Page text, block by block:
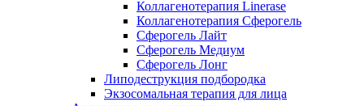
Коллагенотерапия Linerase
Коллагенотерапия Сферогель
Сферогель Лайт
Сферогель Медиум
Сферогель Лонг
Липодеструкция подбородка
Экзосомальная терапия для лица